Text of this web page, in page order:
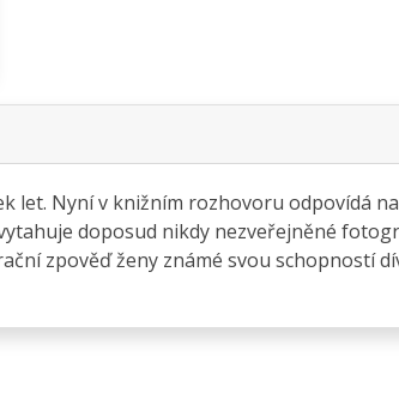
let. Nyní v knižním rozhovoru odpovídá
doposud nikdy nezveřejněné
zpověď ženy známé svou schopností